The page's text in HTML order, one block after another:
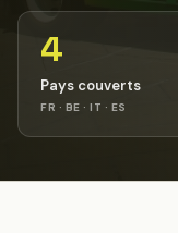
4
Pays couverts
FR · BE · IT · ES